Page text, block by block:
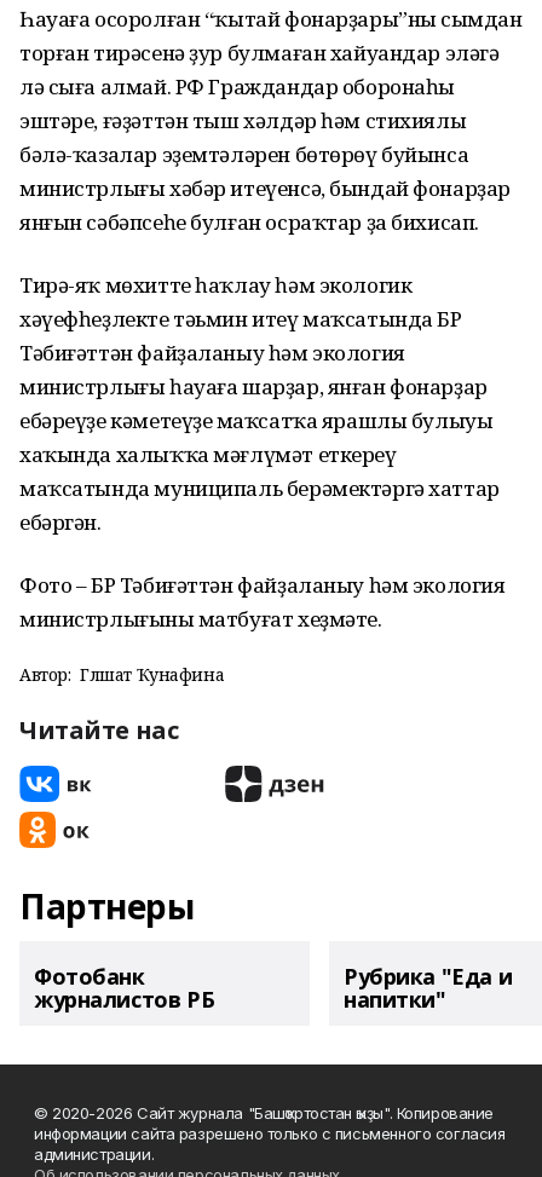
Һауаға осоролған “ҡытай фонарҙары”ның сымдан
торған тирәсенә ҙур булмаған хайуандар эләгә
лә сыға алмай. РФ Граждандар оборонаһы
эштәре, ғәҙәттән тыш хәлдәр һәм стихиялы
бәлә-ҡазалар эҙемтәләрен бөтөрөү буйынса
министрлығы хәбәр итеүенсә, бындай фонарҙар
янғын сәбәпсеһе булған осраҡтар ҙа бихисап.
Тирә-яҡ мөхитте һаҡлау һәм экологик
хәүефһеҙлекте тәьмин итеү маҡсатында БР
Тәбиғәттән файҙаланыу һәм экология
министрлығы һауаға шарҙар, янған фонарҙар
ебәреүҙе кәметеүҙең маҡсатҡа ярашлы булыуы
хаҡында халыҡҡа мәғлүмәт еткереү
маҡсатында муниципаль берәмектәргә хаттар
ебәргән.
Фото – БР Тәбиғәттән файҙаланыу һәм экология
министрлығының матбуғат хеҙмәте.
Автор: Гөлшат Ҡунафина
Читайте нас
Партнеры
Фотобанк
журналистов РБ
Рубрика "Еда и
напитки"
© 2020-2026 Сайт журнала "Башҡортостан ҡыҙы". Копирование
информации сайта разрешено только с письменного согласия
администрации.